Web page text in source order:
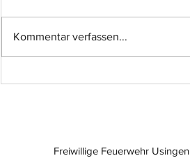
Einsatz-Nr.: 057
Kommentar verfassen...
Freiwillige Feuerwehr Usingen